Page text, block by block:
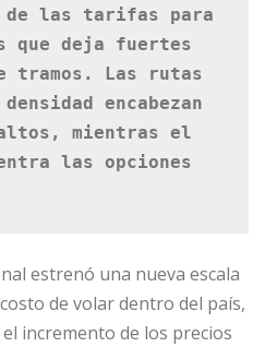
de las tarifas para
que deja fuertes
tramos. Las rutas
encabezan
mientras el
las opciones
estrenó una nueva escala
de volar dentro del país,
incremento de los precios